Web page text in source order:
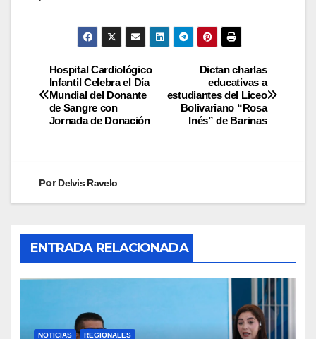
Dictan charlas
educativas a
estudiantes del Liceo
Bolivariano “Rosa
Inés” de Barinas
Hospital Cardiológico
Infantil Celebra el Día
Mundial del Donante
de Sangre con
Jornada de Donación
PorDelvis Ravelo
ENTRADA RELACIONADA
NOTICIAS REGIONALES